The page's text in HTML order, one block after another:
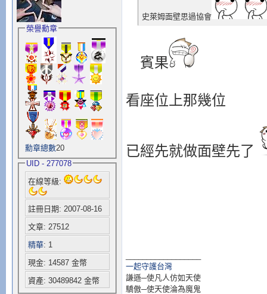
榮譽勳章
勳章總數20
UID - 277078
在線等級:
註冊日期: 2007-08-16
文章: 27512
精華: 1
現金: 14587 金幣
資產: 30489842 金幣
史萊姆面壁思過協會
賓果
看座位上那幾位
已經先就做面壁先了
一起守護台灣
謙遜─使凡人仿如天使
驕傲─使天使淪為魔鬼